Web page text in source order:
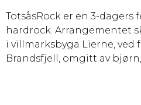
TotsåsRock er en 3-dagers
hardrock. Arrangementet
i villmarksbyga Lierne, ved
Brandsfjell, omgitt av